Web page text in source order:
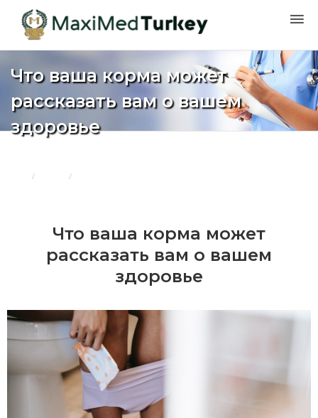
Что ваша корма может
рассказать вам о вашем
здоровье
Что ваша корма может
рассказать вам о вашем
здоровье